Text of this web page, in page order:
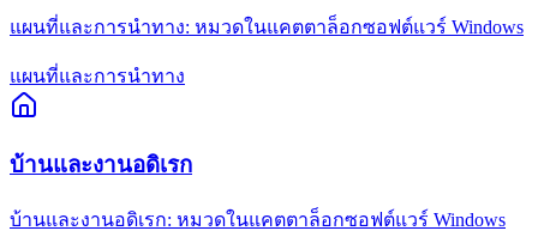
แผนที่และการนำทาง: หมวดในแคตตาล็อกซอฟต์แวร์ Windows
แผนที่และการนำทาง
บ้านและงานอดิเรก
บ้านและงานอดิเรก: หมวดในแคตตาล็อกซอฟต์แวร์ Windows